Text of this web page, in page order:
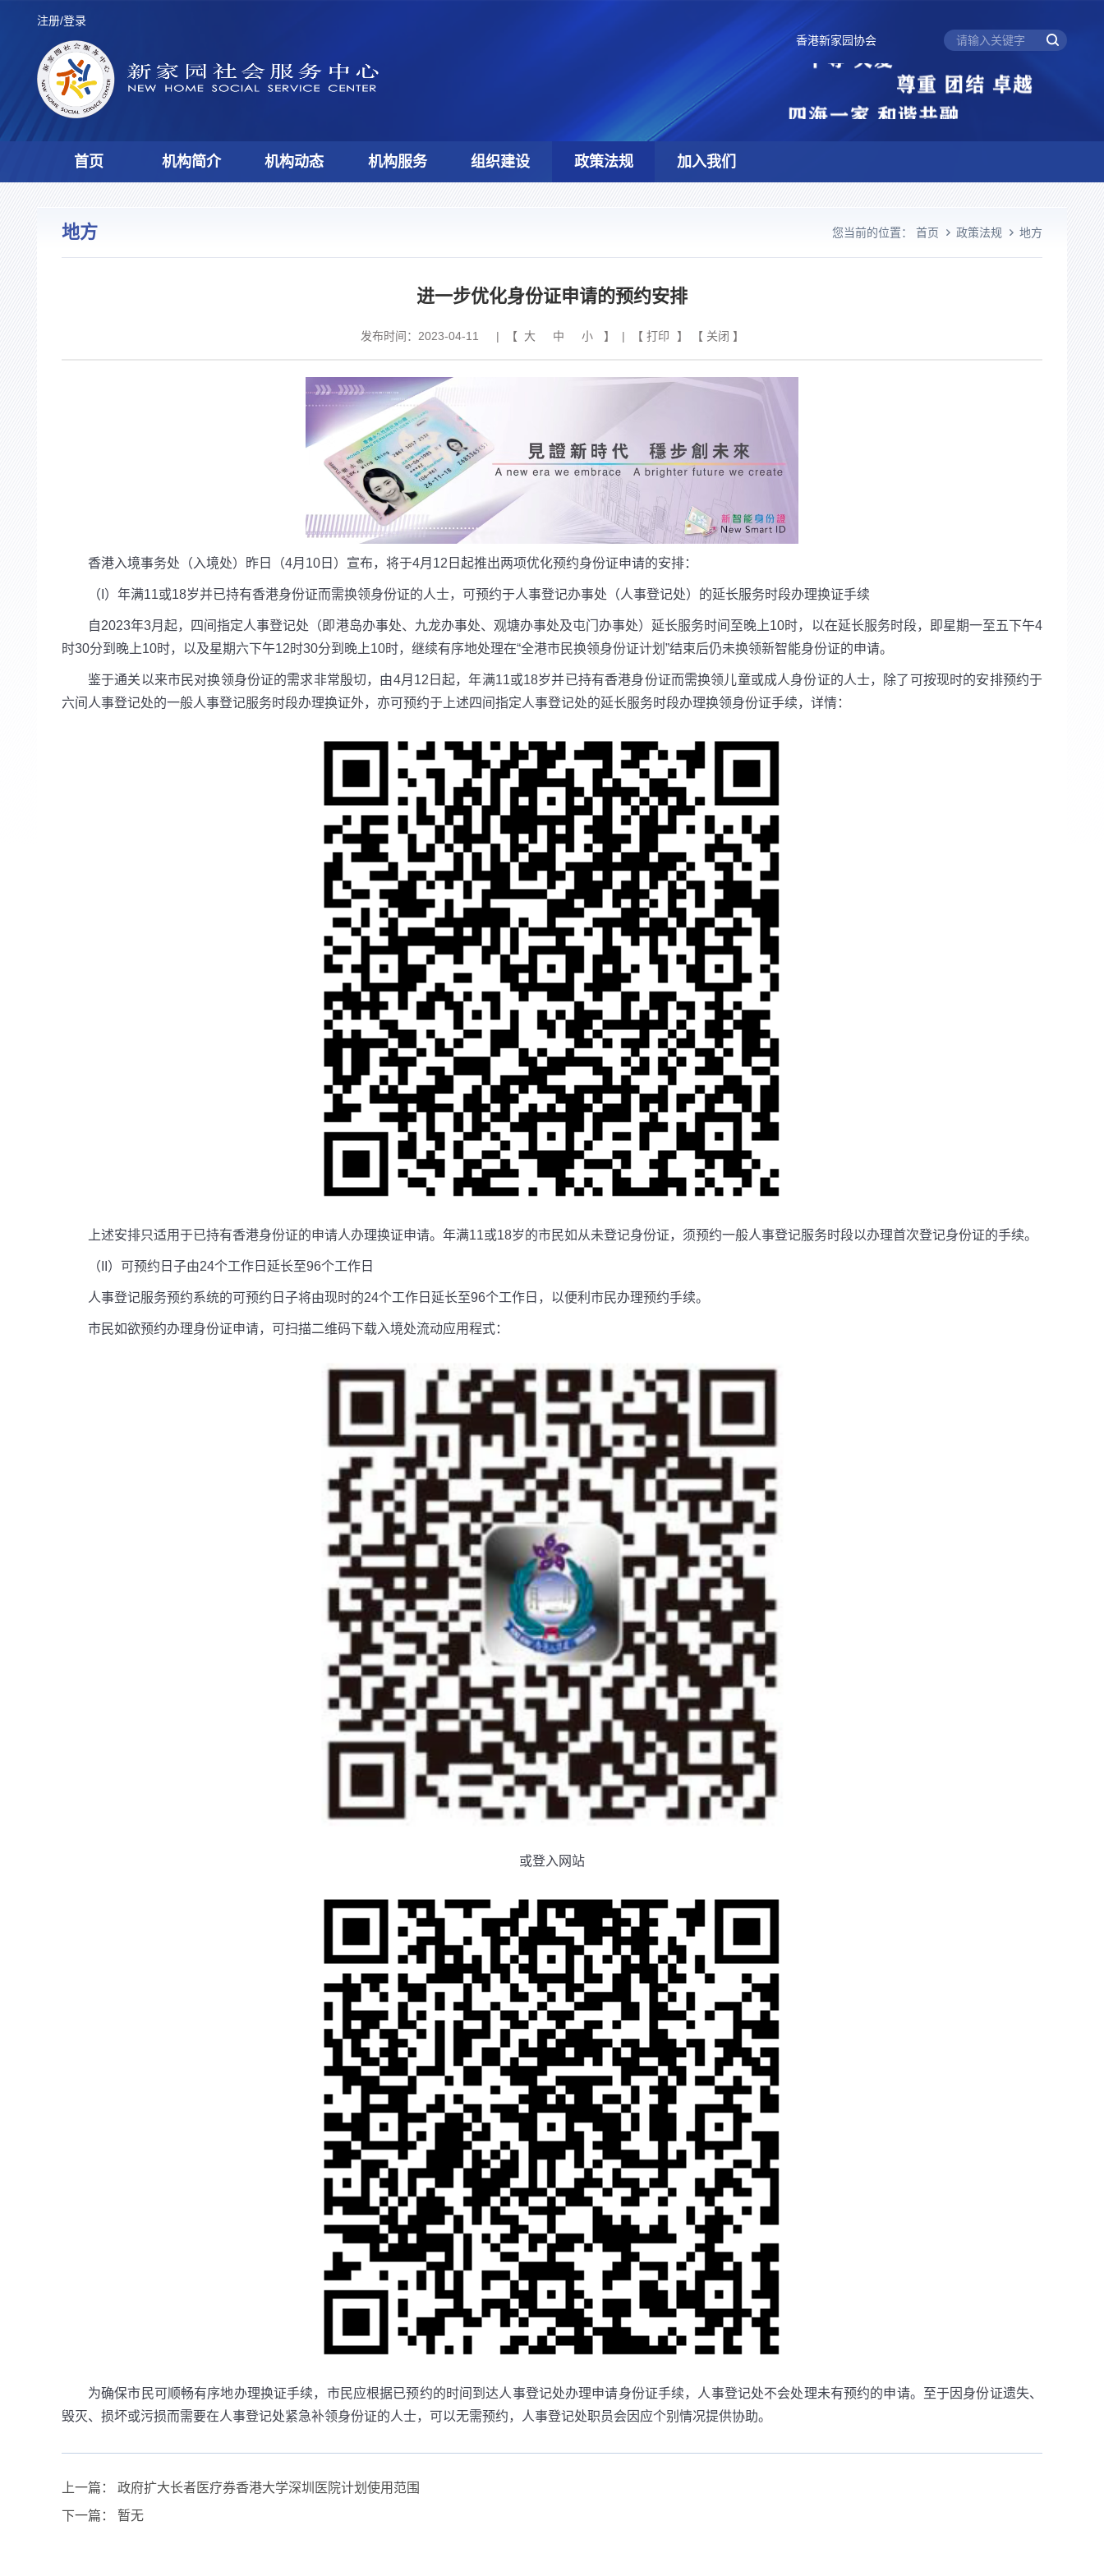
注册/登录
香港新家园协会
首页 机构简介 机构动态 机构服务 组织建设 政策法规 加入我们
地方 您当前的位置： 首页 政策法规 地方
进一步优化身份证申请的预约安排
发布时间：2023-04-11 | 【 大 中 小 】 | 【 打印 】 【 关闭 】
香港入境事务处（入境处）昨日（4月10日）宣布，将于4月12日起推出两项优化预约身份证申请的安排：
（I）年满11或18岁并已持有香港身份证而需换领身份证的人士，可预约于人事登记办事处（人事登记处）的延长服务时段办理换证手续
自2023年3月起，四间指定人事登记处（即港岛办事处、九龙办事处、观塘办事处及屯门办事处）延长服务时间至晚上10时，以在延长服务时段，即星期一至五下午4
时30分到晚上10时，以及星期六下午12时30分到晚上10时，继续有序地处理在“全港市民换领身份证计划”结束后仍未换领新智能身份证的申请。
鉴于通关以来市民对换领身份证的需求非常殷切，由4月12日起，年满11或18岁并已持有香港身份证而需换领儿童或成人身份证的人士，除了可按现时的安排预约于
六间人事登记处的一般人事登记服务时段办理换证外，亦可预约于上述四间指定人事登记处的延长服务时段办理换领身份证手续，详情：
上述安排只适用于已持有香港身份证的申请人办理换证申请。年满11或18岁的市民如从未登记身份证，须预约一般人事登记服务时段以办理首次登记身份证的手续。
（II）可预约日子由24个工作日延长至96个工作日
人事登记服务预约系统的可预约日子将由现时的24个工作日延长至96个工作日，以便利市民办理预约手续。
市民如欲预约办理身份证申请，可扫描二维码下载入境处流动应用程式：
或登入网站
为确保市民可顺畅有序地办理换证手续，市民应根据已预约的时间到达人事登记处办理申请身份证手续，人事登记处不会处理未有预约的申请。至于因身份证遗失、
毁灭、损坏或污损而需要在人事登记处紧急补领身份证的人士，可以无需预约，人事登记处职员会因应个别情况提供协助。
上一篇：
政府扩大长者医疗券香港大学深圳医院计划使用范围
下一篇：
暂无